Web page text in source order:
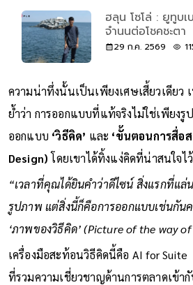
ฮลุน โซโล่ : ยูทูบเ
จำนนต่อโชคชะตา
ความน่าทึ่งนั้นเป็นเพียงเศษเสี้ยวเดียว เ
ย้ำว่า การออกแบบที่แท้จริงไม่ใช่เพียง
ออกแบบ‘วิธีคิด’และ‘ขั้นตอนการสื่อส
Design)
โดยเขาได้ทิ้งแง่คิดที่น่าสนใจไ
“เวลาที่คุณได้ยินคำว่าดีไซน์ สิ่งแรกที่แล่
รูปภาพ แต่สิ่งนี้ก็คือการออกแบบเช่นกัน
‘ภาพของวิธีคิด’ (Picture of the way
เครื่องมือสะท้อนวิธีคิดนี้คือ AI for Suite